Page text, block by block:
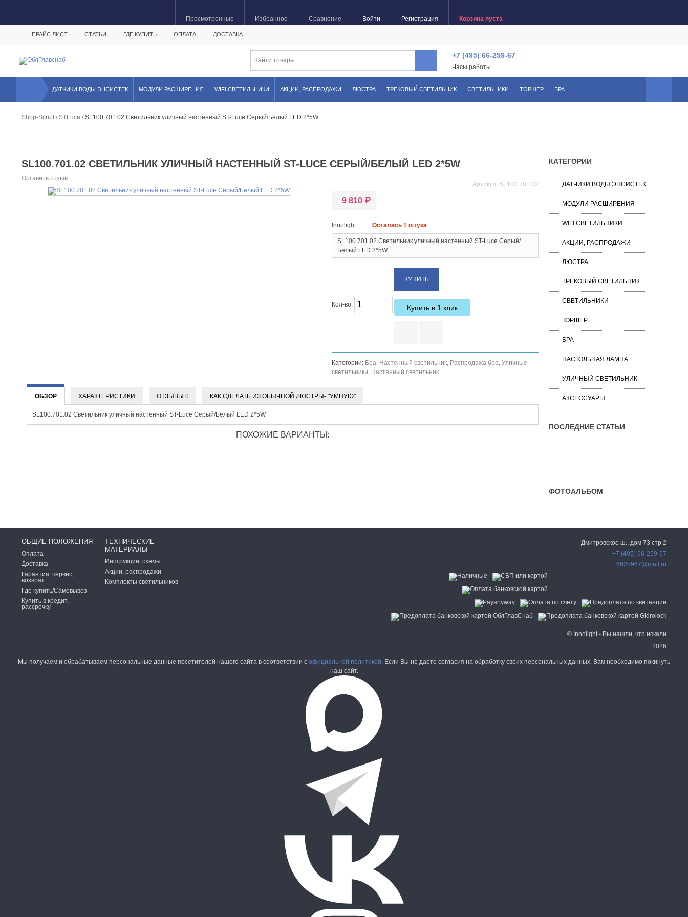
Просмотренные Избранное Сравнение Войти Регистрация Корзина пуста
ПРАЙС ЛИСТ СТАТЬИ ГДЕ КУПИТЬ ОПЛАТА ДОСТАВКА
+7 (495) 66-259-67
Часы работы
ДАТЧИКИ ВОДЫ ЭНСИСТЕК МОДУЛИ РАСШИРЕНИЯ WIFI СВЕТИЛЬНИКИ АКЦИИ, РАСПРОДАЖИ ЛЮСТРА ТРЕКОВЫЙ СВЕТИЛЬНИК СВЕТИЛЬНИКИ ТОРШЕР БРА
Shop-Script/STLuce /SL100.701.02 Светильник уличный настенный ST-Luce Серый/Белый LED 2*5W
КАТЕГОРИИ
ДАТЧИКИ ВОДЫ ЭНСИСТЕК
МОДУЛИ РАСШИРЕНИЯ
WIFI СВЕТИЛЬНИКИ
АКЦИИ, РАСПРОДАЖИ
ЛЮСТРА
ТРЕКОВЫЙ СВЕТИЛЬНИК
СВЕТИЛЬНИКИ
ТОРШЕР
БРА
НАСТОЛЬНАЯ ЛАМПА
УЛИЧНЫЙ СВЕТИЛЬНИК
АКСЕССУАРЫ
ПОСЛЕДНИЕ СТАТЬИ
ФОТОАЛЬБОМ
SL100.701.02 СВЕТИЛЬНИК УЛИЧНЫЙ НАСТЕННЫЙ ST-LUCE СЕРЫЙ/БЕЛЫЙ LED 2*5W
Оставить отзыв
Артикул: SL100.701.02
9 810 ₽
Innolight: Осталась 1 штука
SL100.701.02 Светильник уличный настенный ST-Luce Серый/
Белый LED 2*5W
Кол-во: Купить в 1 клик
Категории: Бра, Настенный светильник, Распродажа бра, Уличные
светильники, Настенный светильник
ОБЗОР ХАРАКТЕРИСТИКИ ОТЗЫВЫ 0 КАК СДЕЛАТЬ ИЗ ОБЫЧНОЙ ЛЮСТРЫ- "УМНУЮ"
SL100.701.02 Светильник уличный настенный ST-Luce Серый/Белый LED 2*5W
ПОХОЖИЕ ВАРИАНТЫ:
ОБЩИЕ ПОЛОЖЕНИЯ
Оплата
Доставка
Гарантия, сервис,
возврат
Где купить/Самовывоз
Купить в кредит,
рассрочку
ТЕХНИЧЕСКИЕ
МАТЕРИАЛЫ
Инструкции, схемы
Акции, распродажи
Комплекты светильников
Дмитровское ш., дом 73 стр 2
+7 (495) 66-259-67
6625967@mail.ru
© Innolight - Вы нашли, что искали
, 2026
Мы получаем и обрабатываем персональные данные посетителей нашего сайта в соответствии с официальной политикой . Если Вы не даете согласия на обработку своих персональных данных, Вам необходимо покинуть
наш сайт.